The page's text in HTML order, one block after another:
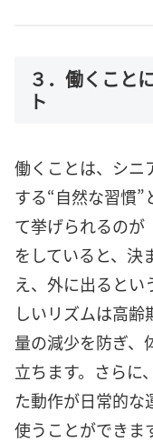
３．働くこと
ト
働くことは、シニ
する“自然な習慣”
て挙げられるのが
をしていると、決
え、外に出るとい
しいリズムは高
量の減少を防ぎ、
立ちます。さらに
た動作が日常的な
使うことができま